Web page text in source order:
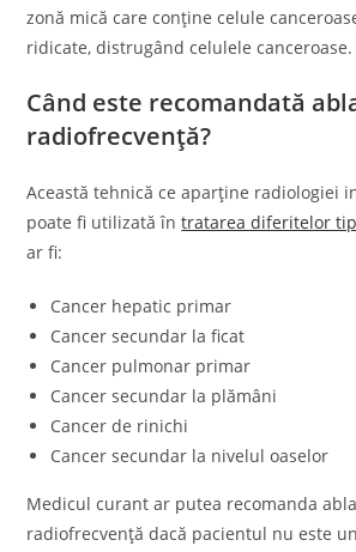
zonă mică care conține celule
ridicate, distrugând celulele canceroase.
Când este recomandată
radiofrecvență?
Această tehnică ce aparține radiologiei
poate fi utilizată întratarea diferitelor
ar fi:
Cancer hepatic primar
Cancer secundar la ficat
Cancer pulmonar primar
Cancer secundar la plămâni
Cancer de rinichi
Cancer secundar la nivelul oaselor
Medicul curant ar putea recomanda
radiofrecvență dacă pacientul nu este